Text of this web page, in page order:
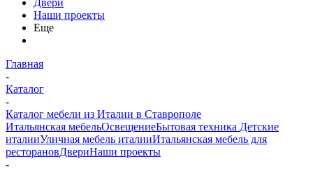
Двери
Наши проекты
Еще
Главная
-
Каталог
-
Каталог мебели из Италии в Ставрополе
Итальянская мебельОсвещениеБытовая техника Детские
италииУличная мебель италииИтальянская мебель для
ресторановДвериНаши проекты
-